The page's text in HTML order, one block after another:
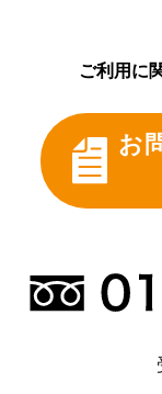
ご利用に
お